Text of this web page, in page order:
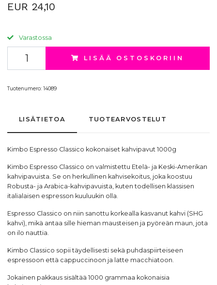
EUR 24,10
Varastossa
LISÄÄ OSTOSKORIIN
Tuotenumero: 14089
LISÄTIETOA TUOTEARVOSTELUT
Kimbo Espresso Classico kokonaiset kahvipavut 1000g
Kimbo Espresso Classico on valmistettu Etelä- ja Keski-Amerikan
kahvipavuista. Se on herkullinen kahvisekoitus, joka koostuu
Robusta- ja Arabica-kahvipavuista, kuten todellisen klassisen
italialaisen espresson kuuluukin olla.
Espresso Classico on niin sanottu korkealla kasvanut kahvi (SHG
kahvi), mikä antaa sille hieman mausteisen ja pyöreän maun, jota
on ilo nauttia.
Kimbo Classico sopii täydellisesti sekä puhdaspiirteiseen
espressoon että cappuccinoon ja latte macchiatoon.
Jokainen pakkaus sisältää 1000 grammaa kokonaisia